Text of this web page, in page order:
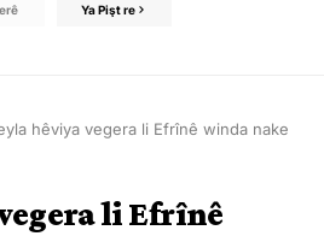
Ya Pişt re
hêviya vegera li Efrînê winda nake
li Efrînê